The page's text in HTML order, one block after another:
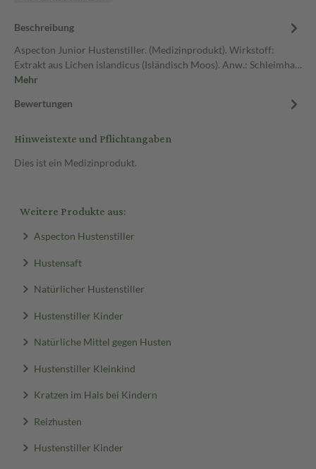
Beschreibung
Aspecton Junior Hustenstiller. (Medizinprodukt). Wirkstoff:
Extrakt aus Lichen islandicus (Isländisch Moos). Anw.: Schleimha…
Mehr
Bewertungen
Hinweistexte und Pflichtangaben
Dies ist ein Medizinprodukt.
Weitere Produkte aus:
Aspecton Hustenstiller
Hustensaft
Natürlicher Hustenstiller
Hustenstiller Kinder
Natürliche Mittel gegen Husten
Hustenstiller Kleinkind
Kratzen im Hals bei Kindern
Reizhusten
Hustenstiller Kinder